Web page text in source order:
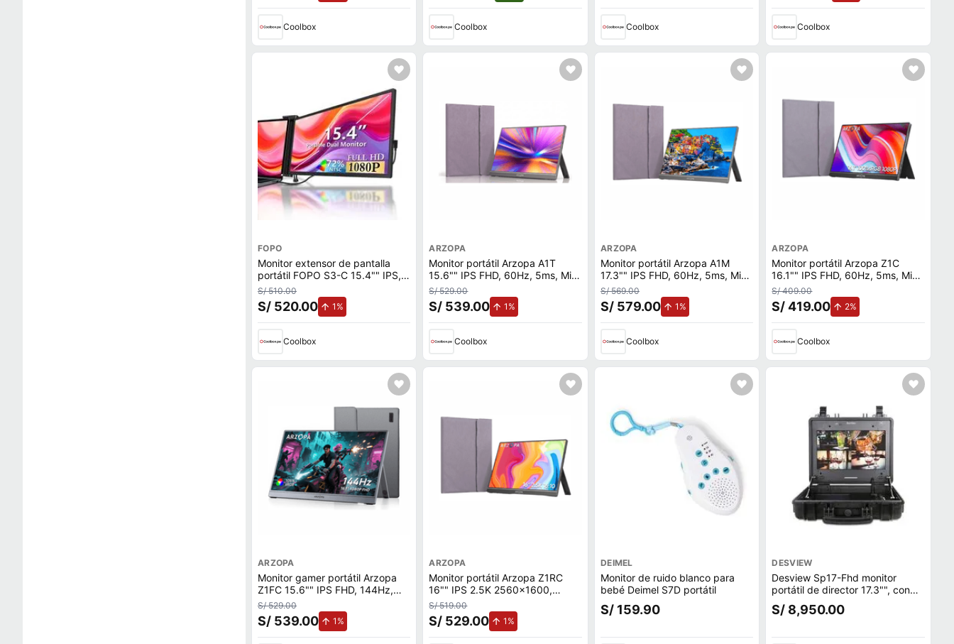
Coolbox Coolbox Coolbox Coolbox
FOPO
Monitor extensor de pantalla
portátil FOPO S3-C 15.4"" IPS,
FHD, 60Hz, 14ms, USB Tipo-C y
mini HDMI, negro
S/ 510.00
S/ 520.00 1%de aumento.
Coolbox
ARZOPA
Monitor portátil Arzopa A1T
15.6"" IPS FHD, 60Hz, 5ms, Mini
HDMI y USB-C, táctil, negro +
Funda
S/ 529.00
S/ 539.00 1%
Coolbox
ARZOPA
Monitor portátil Arzopa A1M
17.3"" IPS FHD, 60Hz, 5ms, Mini
HDMI, 2 USB-C, negro + Funda
S/ 569.00
S/ 579.00 1%de aumento.
Coolbox
ARZOPA
Monitor portátil Arzopa Z1C
16.1"" IPS FHD, 60Hz, 5ms, Mini
HDMI, 2 USB-C, negro + Funda
S/ 409.00
S/ 419.00 2%
Coolbox
ARZOPA
Monitor gamer portátil Arzopa
Z1FC 15.6"" IPS FHD, 144Hz,
3ms, Mini HDMI, 2 USB-C, negro
+ Funda
S/ 529.00
S/ 539.00 1%de aumento.
ARZOPA
Monitor portátil Arzopa Z1RC
16"" IPS 2.5K 2560x1600,
60Hz, 5ms, Mini HDMI, USB
Tipo-C + Funda
S/ 519.00
S/ 529.00 1%
DEIMEL
Monitor de ruido blanco para
bebé Deimel S7D portátil
S/ 159.90
DESVIEW
Desview Sp17-Fhd monitor
portátil de director 17.3"", con
resolución 4K UHD, capacidad
de vista múltiple
S/ 8,950.00